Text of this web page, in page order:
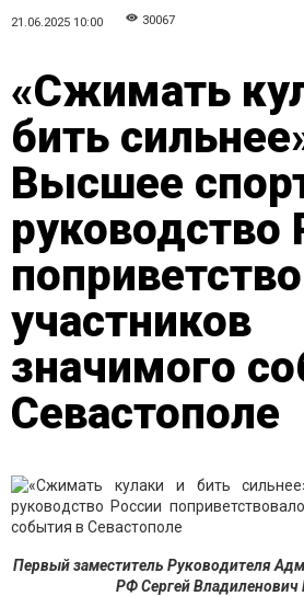
21.06.2025 10:00 30067
«Сжимать
бить
Высшее
руководство
участников
значимого
Севастополе
Первый заместитель Руководителя
РФ Сергей Владиленович